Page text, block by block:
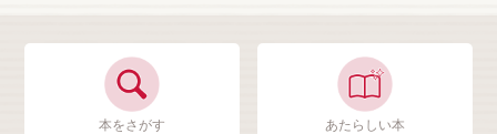
本をさがす あたらしい本